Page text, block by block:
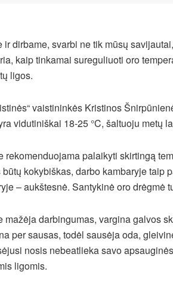
dirbame, svarbi ne tik mūsų
kaip tinkamai sureguliuoti oro
ligos.
vaistininkės Kristinos
vidutiniškai 18-25 °C, šaltuoju metų
rekomenduojama palaikyti skirtingą
kokybiškas, darbo kambaryje taip
– aukštesnė. Santykinė oro drėgmė
mažėja darbingumas, vargina galvos
per sausas, todėl sausėja oda,
nosis nebeatlieka savo
ligomis.